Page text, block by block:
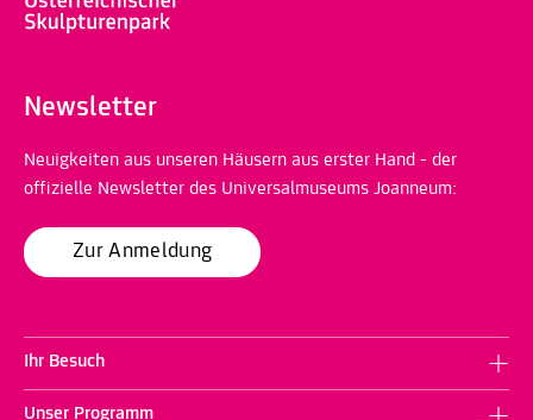
Newsletter
Neuigkeiten aus unseren Häusern aus erster Hand - der
offizielle Newsletter des Universalmuseums Joanneum:
Zur Anmeldung
Ihr Besuch
Unser Programm